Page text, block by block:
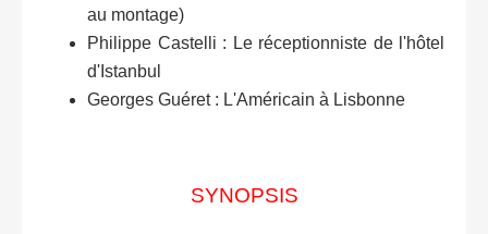
au montage)
Philippe Castelli : Le réceptionniste de l'hôtel
d'Istanbul
Georges Guéret : L'Américain à Lisbonne
SYNOPSIS